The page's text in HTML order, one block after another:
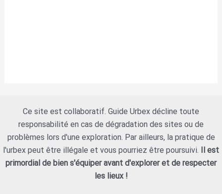
Ce site est collaboratif. Guide Urbex décline toute
responsabilité en cas de dégradation des sites ou de
problèmes lors d'une exploration. Par ailleurs, la pratique de
l'urbex peut être illégale et vous pourriez être poursuivi.
Il est
primordial de bien s'équiper avant d'explorer et de respecter
les lieux !